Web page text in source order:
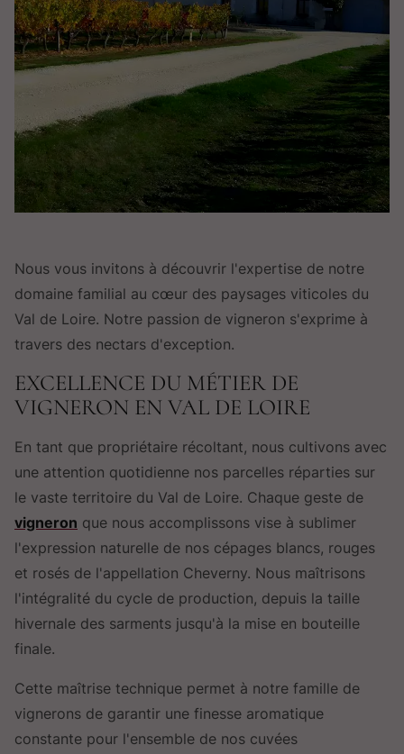
Nous vous invitons à découvrir l'expertise de notre
domaine familial au cœur des paysages viticoles du
Val de Loire. Notre passion de vigneron s'exprime à
travers des nectars d'exception.
EXCELLENCE DU MÉTIER DE
VIGNERON EN VAL DE LOIRE
En tant que propriétaire récoltant, nous cultivons avec
une attention quotidienne nos parcelles réparties sur
le vaste territoire du Val de Loire. Chaque geste de
vigneron que nous accomplissons vise à sublimer
l'expression naturelle de nos cépages blancs, rouges
et rosés de l'appellation Cheverny. Nous maîtrisons
l'intégralité du cycle de production, depuis la taille
hivernale des sarments jusqu'à la mise en bouteille
finale.
Cette maîtrise technique permet à notre famille de
vignerons de garantir une finesse aromatique
constante pour l'ensemble de nos cuvées